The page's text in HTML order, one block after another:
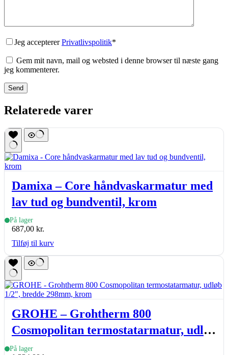
Jeg acceptererPrivatlivspolitik*
Gem mit navn, mail og websted i denne browser til næste gang
jeg kommenterer.
Send
Relaterede varer
Damixa – Core håndvaskarmatur med
lav tud og bundventil, krom
På lager
687,00 kr.
Tilføj til kurv
GROHE – Grohtherm 800
Cosmopolitan termostatarmatur, udløb
1/2″, bredde 298mm, krom
På lager